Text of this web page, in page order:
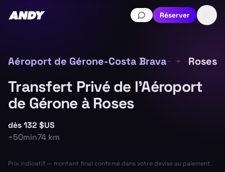
Réserver
Aéroport de Gérone-Costa Brava Roses
Transfert Privé de l'Aéroport
de Gérone à Roses
dès132 $US
~50min74 km
Prix indicatif — montant final confirmé dans votre devise au paiement.